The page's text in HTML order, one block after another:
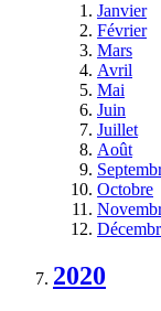
Janvier
Février
Mars
Avril
Mai
Juin
Juillet
Août
Octobre
2020